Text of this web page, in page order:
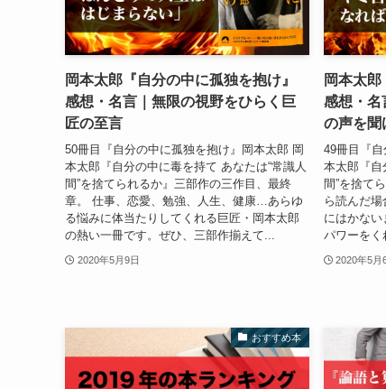
岡本太郎『自分の中に孤独を抱け』
感想・名言｜無限の視野をひらく巨
匠の至言
50冊目『自分の中に孤独を抱け』岡本太郎 岡
本太郎『自分の中に毒を持て あなたは“常識人
間”を捨てられるか』三部作の三作目、最終
章。 仕事、恋愛、勉強、人生、健康…あらゆ
る悩みに体当たりしてくれる巨匠・岡本太郎
の熱い一冊です。ぜひ、三部作揃えて...
2020年5月9日
岡本太郎
感想・名
の声を聞
49冊目『
本太郎『自
間”を捨て
ら読んだ
にはかな
パワーをく
2020年5月
おすすめ本